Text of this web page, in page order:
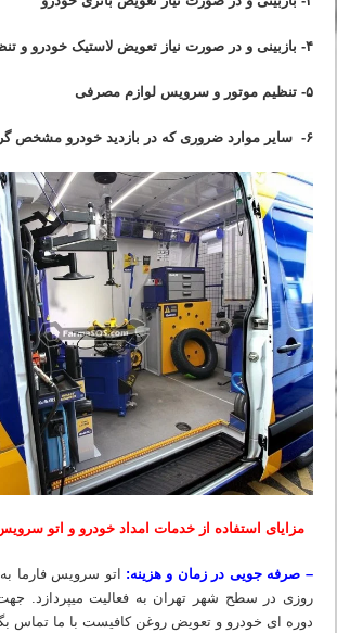
۴- بازبینی و در صورت نیاز تعویض لاستیک خودرو و تنظیم باد
۵- تنظیم موتور و سرویس لوازم مصرفی
۶- سایر موارد ضروری که در بازدید خودرو مشخص گردد.
مزایای استفاده از خدمات امداد خودرو و اتو
– صرفه جویی در زمان و هزینه: اتو سرویس فارما
روزی در سطح شهر تهران به فعالیت میپردازد.
دوره ای خودرو و تعویض روغن کافیست با ما تماس